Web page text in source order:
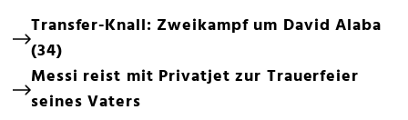
Transfer-Knall: Zweikampf um David Alaba
(34)
Messi reist mit Privatjet zur Trauerfeier
seines Vaters